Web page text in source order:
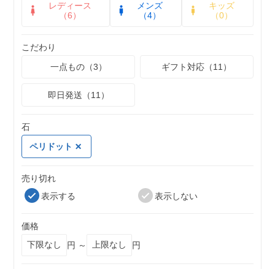
レディース
（6）
メンズ
（4）
キッズ
（0）
こだわり
一点もの（3）
ギフト対応（11）
即日発送（11）
石
ペリドット
売り切れ
表示する
表示しない
価格
円 ～
円